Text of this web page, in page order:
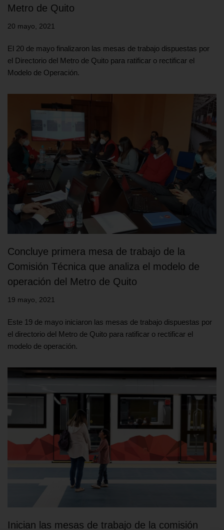
Metro de Quito
20 mayo, 2021
El 20 de mayo finalizaron las mesas de trabajo dispuestas por
el Directorio del Metro de Quito para ratificar o rectificar el
Modelo de Operación.
Concluye primera mesa de trabajo de la
Comisión Técnica que analiza el modelo de
operación del Metro de Quito
19 mayo, 2021
Este 19 de mayo iniciaron las mesas de trabajo dispuestas por
el directorio del Metro de Quito para ratificar o rectificar el
modelo de operación.
Inician las mesas de trabajo de la comisión